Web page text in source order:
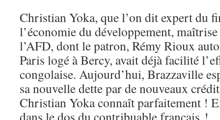
Christian Yoka, que l’on dit expert du
l’économie du développement,
l’AFD, dont le patron, Rémy Rioux
Paris logé à Bercy, avait déjà facilité
congolaise. Aujourd’hui, Brazzaville
sa nouvelle dette par de nouveaux
Christian Yoka connaît parfaitement !
dans le dos du contribuable français !